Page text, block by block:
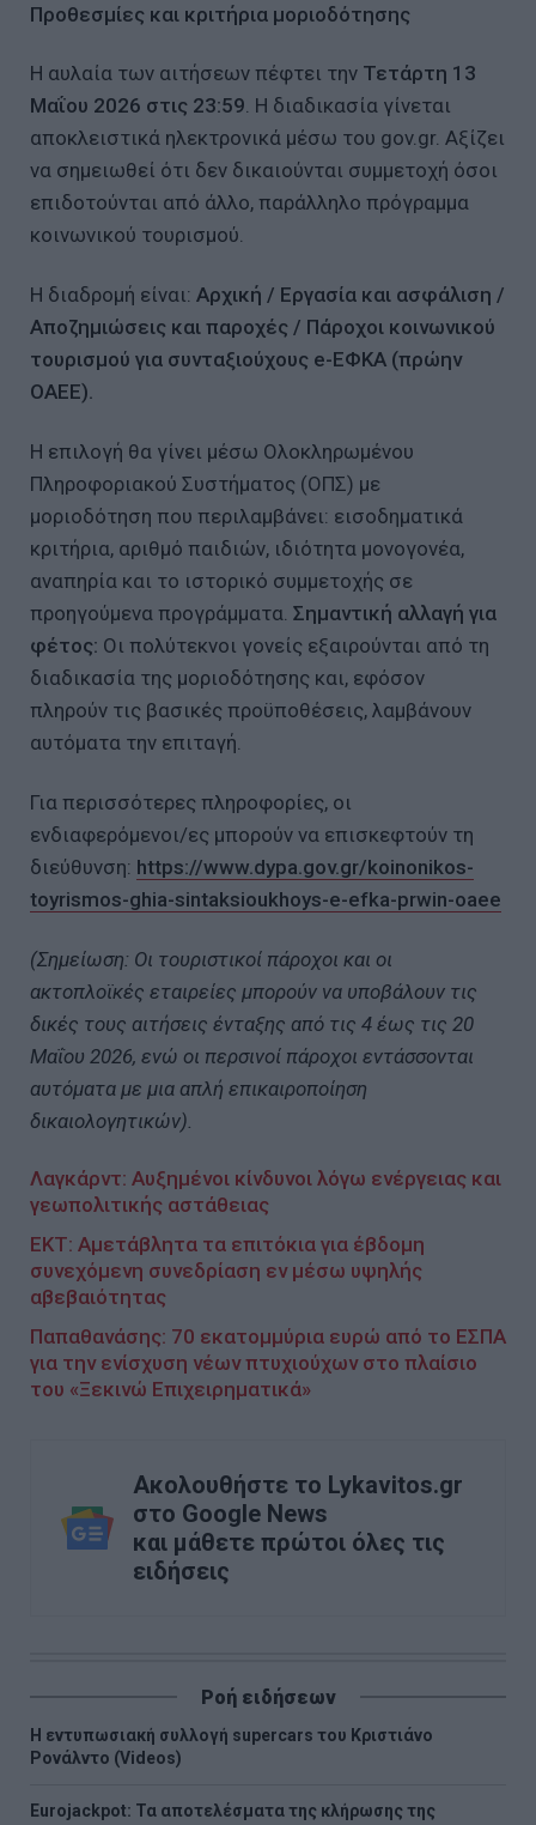
Προθεσμίες και κριτήρια μοριοδότησης
Η αυλαία των αιτήσεων πέφτει την Τετάρτη 13
Μαΐου 2026 στις 23:59. Η διαδικασία γίνεται
αποκλειστικά ηλεκτρονικά μέσω του gov.gr. Αξίζει
να σημειωθεί ότι δεν δικαιούνται συμμετοχή όσοι
επιδοτούνται από άλλο, παράλληλο πρόγραμμα
κοινωνικού τουρισμού.
Η διαδρομή είναι: Αρχική / Εργασία και ασφάλιση /
Αποζημιώσεις και παροχές / Πάροχοι κοινωνικού
τουρισμού για συνταξιούχους e-ΕΦΚΑ (πρώην
ΟΑΕΕ).
Η επιλογή θα γίνει μέσω Ολοκληρωμένου
Πληροφοριακού Συστήματος (ΟΠΣ) με
μοριοδότηση που περιλαμβάνει: εισοδηματικά
κριτήρια, αριθμό παιδιών, ιδιότητα μονογονέα,
αναπηρία και το ιστορικό συμμετοχής σε
προηγούμενα προγράμματα. Σημαντική αλλαγή για
φέτος: Οι πολύτεκνοι γονείς εξαιρούνται από τη
διαδικασία της μοριοδότησης και, εφόσον
πληρούν τις βασικές προϋποθέσεις, λαμβάνουν
αυτόματα την επιταγή.
Για περισσότερες πληροφορίες, οι
ενδιαφερόμενοι/ες μπορούν να επισκεφτούν τη
διεύθυνση: https://www.dypa.gov.gr/koinonikos-
toyrismos-ghia-sintaksioukhoys-e-efka-prwin-oaee
(Σημείωση: Οι τουριστικοί πάροχοι και οι
ακτοπλοϊκές εταιρείες μπορούν να υποβάλουν τις
δικές τους αιτήσεις ένταξης από τις 4 έως τις 20
Μαΐου 2026, ενώ οι περσινοί πάροχοι εντάσσονται
αυτόματα με μια απλή επικαιροποίηση
δικαιολογητικών).
Λαγκάρντ: Aυξημένοι κίνδυνοι λόγω ενέργειας και
γεωπολιτικής αστάθειας
EKT: Aμετάβλητα τα επιτόκια για έβδομη
συνεχόμενη συνεδρίαση εν μέσω υψηλής
αβεβαιότητας
Παπαθανάσης: 70 εκατομμύρια ευρώ από το ΕΣΠΑ
για την ενίσχυση νέων πτυχιούχων στο πλαίσιο
του «Ξεκινώ Επιχειρηματικά»
Ακολουθήστε το Lykavitos.gr
στο Google News
και μάθετε πρώτοι όλες τις
ειδήσεις
Ροή ειδήσεων
H εντυπωσιακή συλλογή supercars του Κριστιάνο
Ρονάλντο (Videos)
Eurojackpot: Τα αποτελέσματα της κλήρωσης της